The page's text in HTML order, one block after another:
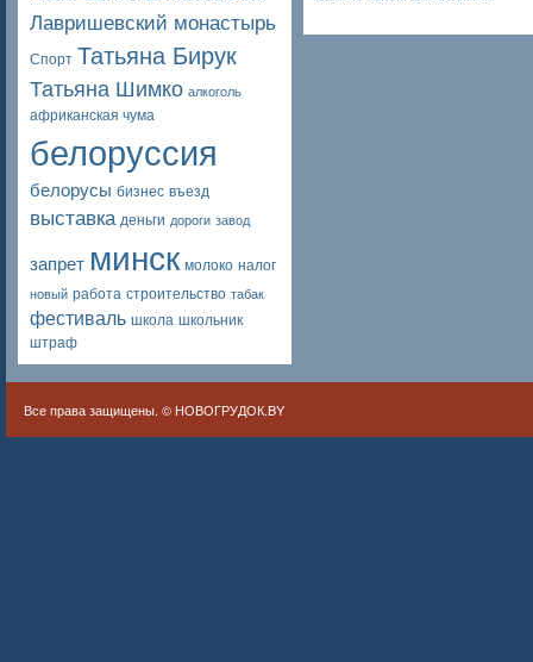
Лавришевский монастырь
Спорт Татьяна Бирук
Татьяна Шимко алкоголь
африканская чума
белоруссия
белорусы бизнес въезд
выставка деньги дороги завод
запрет минск молоко налог
новый работа строительство табак
фестиваль школа школьник
штраф
Все права защищены. © НОВОГРУДОК.BY